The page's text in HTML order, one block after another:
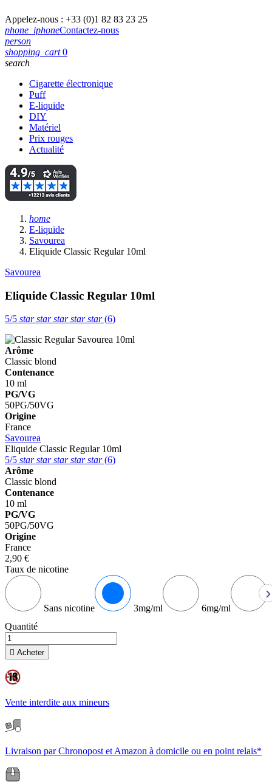
Appelez-nous : +33 (0)1 82 83 23 25
phone_iphoneContactez-nous
person
shopping_cart 0
search
Cigarette électronique
Puff
E-liquide
DIY
Matériel
Prix rouges
Actualité
home
E-liquide
Savourea
Eliquide Classic Regular 10ml
Savourea
Eliquide Classic Regular 10ml
5/5 starstarstarstarstar(6)
Arôme
Classic blond
Contenance
10 ml
PG/VG
50PG/50VG
Origine
France
Savourea
Eliquide Classic Regular 10ml
5/5 starstarstarstarstar(6)
Arôme
Classic blond
Contenance
10 ml
PG/VG
50PG/50VG
Origine
France
2,90 €
Taux de nicotine
Sans nicotine 3mg/ml 6mg/ml
›
Quantité
 Acheter
Vente interdite aux mineurs
Livraison par Chronopost et Amazon à domicile ou en point relais*